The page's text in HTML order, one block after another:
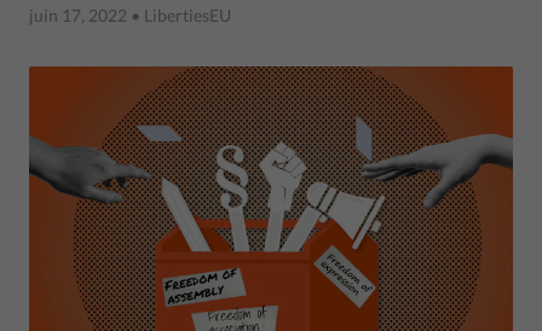
juin 17, 2022 • LibertiesEU